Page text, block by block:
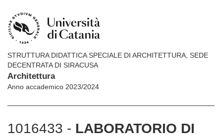
STRUTTURA DIDATTICA SPECIALE DI ARCHITETTURA, SEDE
DECENTRATA DI SIRACUSA
Architettura
Anno accademico 2023/2024
1016433 - LABORATORIO DI